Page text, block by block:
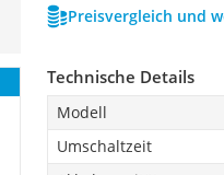
Preisvergleich und
Technische Details
Modell
Umschaltzeit